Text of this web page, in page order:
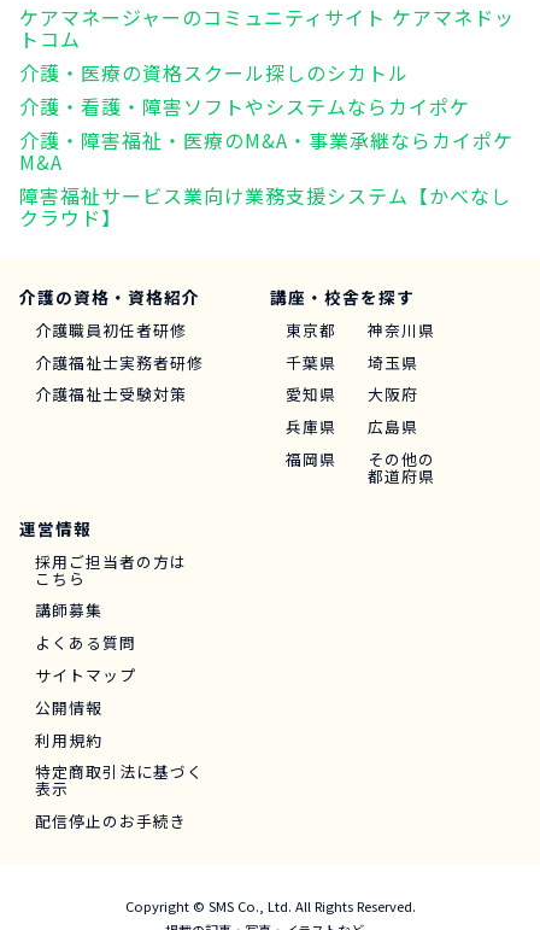
ケアマネージャーのコミュニティサイト ケアマネドッ
トコム
介護・医療の資格スクール探しのシカトル
介護・看護・障害ソフトやシステムならカイポケ
介護・障害福祉・医療のM&A・事業承継ならカイポケ
M&A
障害福祉サービス業向け業務支援システム【かべなし
クラウド】
介護の資格・資格紹介
介護職員初任者研修
介護福祉士実務者研修
介護福祉士受験対策
講座・校舎を探す
東京都
神奈川県
千葉県
埼玉県
愛知県
大阪府
兵庫県
広島県
福岡県
その他の
都道府県
運営情報
採用ご担当者の方は
こちら
講師募集
よくある質問
サイトマップ
公開情報
利用規約
特定商取引法に基づく
表示
配信停止のお手続き
Copyright © SMS Co., Ltd. All Rights Reserved.